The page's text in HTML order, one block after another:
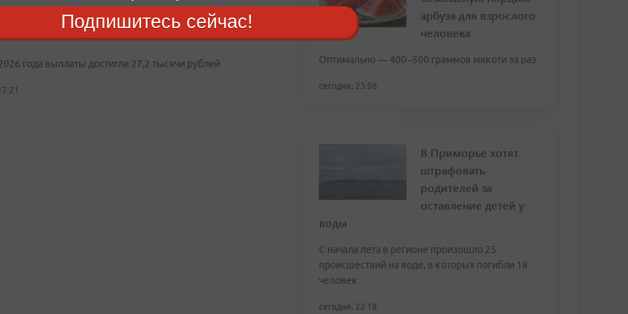
пенсия в России выросла на 2 тысячи рублей за
года выплаты достигли 27,2 тысячи рублей
арбуза для взрослого
человека
Оптимально — 400–500 граммов мякоти за раз
сегодня, 23:06
В Приморье хотят
штрафовать
родителей за
оставление детей у
воды
С начала лета в регионе произошло 25
происшествий на воде, в которых погибли 18
человек
сегодня, 22:18
Подпишитесь сейчас!